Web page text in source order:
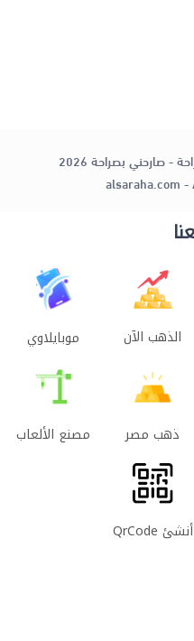
صارحني بصراحة 2026
alsaraha.com